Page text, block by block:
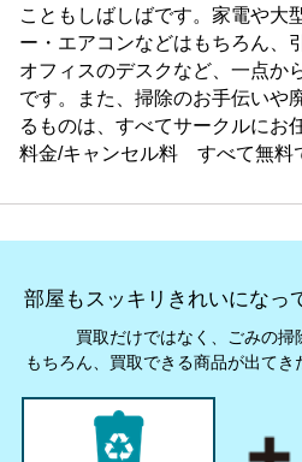
こともしばしばです。家電や大
ー・エアコンなどはもちろん、
オフィスのデスクなど、一点か
です。また、掃除のお手伝いや
るものは、すべてサークルにお
料金/キャンセル料 すべて無料
部屋もスッキリきれいになっ
買取だけではなく、ごみの掃
もちろん、買取できる商品が出てき